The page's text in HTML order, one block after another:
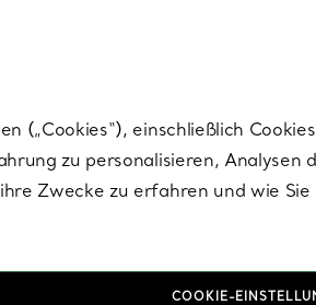
(„Cookies“), einschließlich
zu personalisieren,
Zwecke zu erfahren und wie
COOKIE-